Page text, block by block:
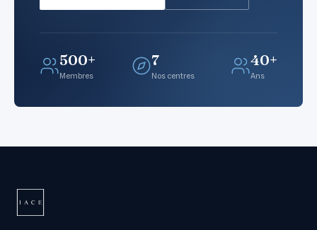
500+
Membres
7
Nos centres
40+
Ans